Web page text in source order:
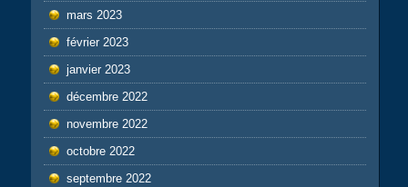
mars 2023
février 2023
janvier 2023
décembre 2022
novembre 2022
octobre 2022
septembre 2022